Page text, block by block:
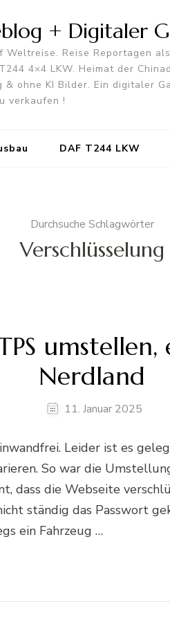
+ Digitaler
Weltreise. Reise Reportagen
4×4 LKW. Heimat der
ohne KI Bilder. Ein digitaler
verkaufen !
DAF T244 LKW
Durchsuche Schlagwörter
Verschlüsselung
umstellen,
Nerdland
11. Januar 2025
Leider ist es
So war die
dass die Webseite
ständig das Passwort
ein Fahrzeug …